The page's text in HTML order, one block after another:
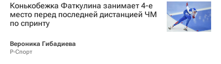
Чемпионат мира по конькобежному спорту в спринтерском многоборье
Павел Кулижников
Конькобежка Фаткулина занимает 4-е
место перед последней дистанцией ЧМ
по спринту
Вероника Гибадиева
Р-Спорт